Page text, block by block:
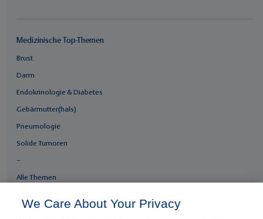
Medizinische Top-Themen
Brust
Darm
Endokrinologie & Diabetes
Gebärmutter(hals)
Pneumologie
Solide Tumoren
–
Alle Themen
Fachgebiete
We Care About Your Privacy